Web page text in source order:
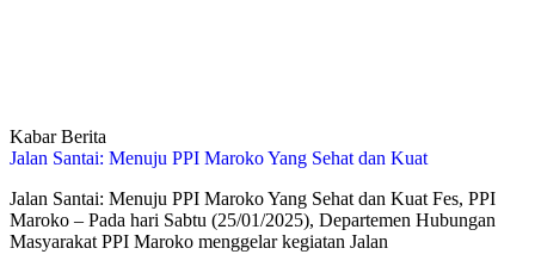
Kabar Berita
Jalan Santai: Menuju PPI Maroko Yang Sehat dan Kuat
Jalan Santai: Menuju PPI Maroko Yang Sehat dan Kuat Fes, PPI
Maroko – Pada hari Sabtu (25/01/2025), Departemen Hubungan
Masyarakat PPI Maroko menggelar kegiatan Jalan